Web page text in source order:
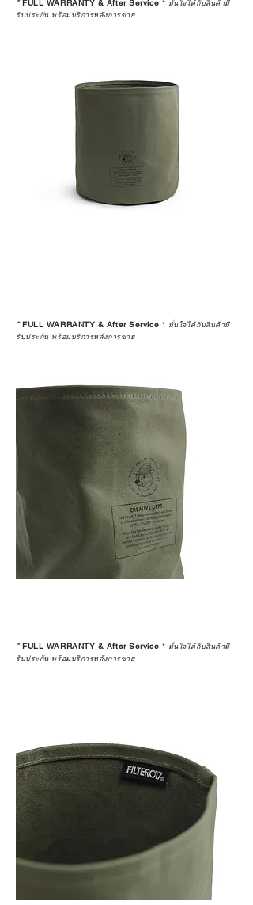
* FULL WARRANTY & After Service * มั่นใจได้กับสินค้ามี
รับประกัน พร้อมบริการหลังการขาย
*FULL WARRANTY & After Service * มั่นใจได้กับสินค้ามี
รับประกัน พร้อมบริการหลังการขาย
*FULL WARRANTY & After Service * มั่นใจได้กับสินค้ามี
รับประกัน พร้อมบริการหลังการขาย